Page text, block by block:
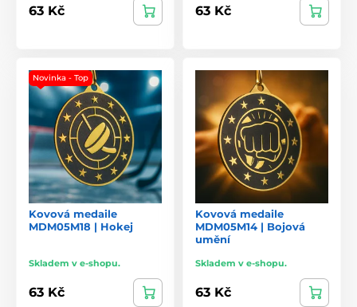
63 Kč 63 Kč
Novinka - Top
Kovová medaile
MDM05M18 | Hokej
Skladem v e-shopu.
63 Kč
Kovová medaile
MDM05M14 | Bojová
umění
Skladem v e-shopu.
63 Kč